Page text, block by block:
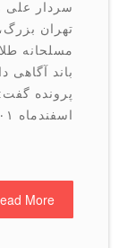
سردار علی
تهران بزرگ، از
مسلحانه
باند آگاهی داد.
اسفندماه ۱۴۰۱، برابر اعلام […]
Read More